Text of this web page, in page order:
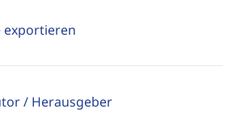
exportieren
/ Herausgeber